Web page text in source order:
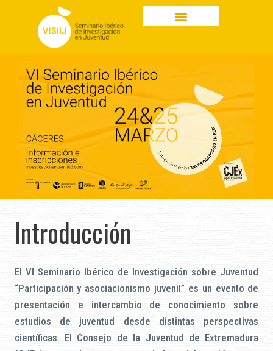
contenido
Introducción
El VI Seminario Ibérico de Investigación sobre Juventud
“Participación y asociacionismo juvenil” es un evento de
presentación e intercambio de conocimiento sobre
estudios de juventud desde distintas perspectivas
científicas. El Consejo de la Juventud de Extremadura